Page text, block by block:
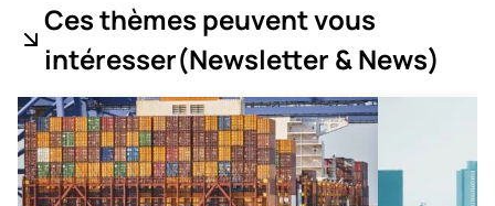
Ces thèmes peuvent vous
intéresser(Newsletter & News)